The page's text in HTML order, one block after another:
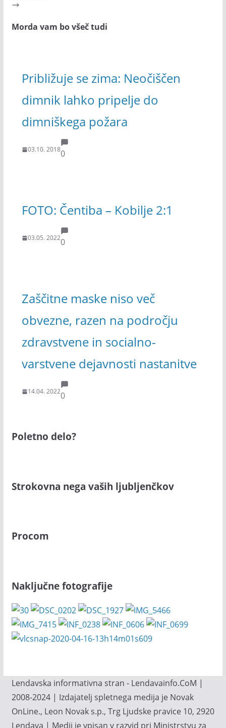
Morda vam bo všeč tudi
Približuje se zima: Neočiščen
dimnik lahko pripelje do
dimniškega požara
03.10. 20180
FOTO: Čentiba – Kobilje 2:1
03.05. 20220
Zaščitne maske niso več
obvezne, razen na področju
zdravstvene in socialno-
varstvene dejavnosti nastanitve
14.04. 20220
Poletno delo?
Strokovna nega vaših ljubljenčkov
Procom
Naključne fotografije
Lendavska informativna stran - Lendavainfo.CoM |
2008-2024 | Izdajatelj spletnega medija je Novak
OnLine., Leon Novak s.p., Trg Ljudske pravice 10, 2920
Lendava | Medij je vpisan v razvid pri Ministrstvu za